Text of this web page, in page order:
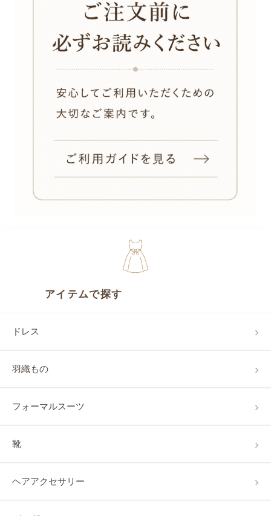
アイテムで探す
ドレス
羽織もの
フォーマルスーツ
靴
ヘアアクセサリー